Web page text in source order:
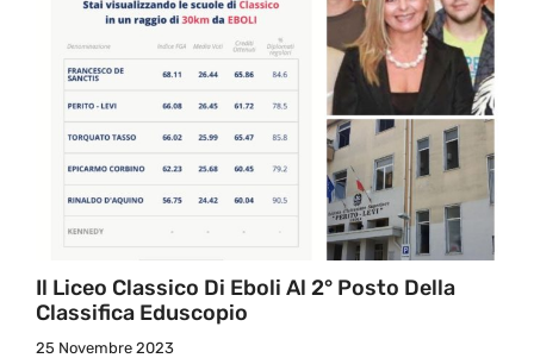
Il Liceo Classico Di Eboli Al 2° Posto Della
Classifica Eduscopio
25 Novembre 2023